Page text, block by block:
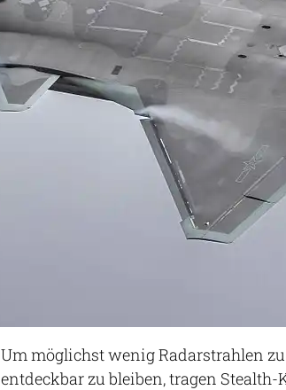
Um möglichst wenig Radarstrahlen
entdeckbar zu bleiben, tragen